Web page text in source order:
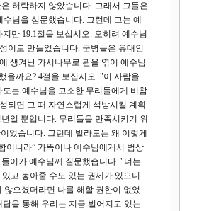
허락하지 않았습니다. 그래서 그들은
님을 심문했습니다. 그런데 그는 예
만 19:1절을 보십시오. 오히려 예수님
이로 만들었습니다. 군병들은 유대인
생겨난 가시나무로 관을 엮어 예수님
을까요? 4절을 보십시오. "이 사람을
는 예수님을 고소한 무리들에게 비참
되면 그 때 자연스럽게 석방시킬 계획
일 뿐입니다. 무리들을 만족시키기 위
었습니다. 그런데 빌라도는 왜 이렇게
이니라” 가뜩이나 예수님에게서 범상
어가 예수님께 질문했습니다. "너는
고 놓아줄 수도 있는 권세가 있으니
으셨더라면 나를 해할 권한이 없었
을 통해 우리는 지금 벌어지고 있는